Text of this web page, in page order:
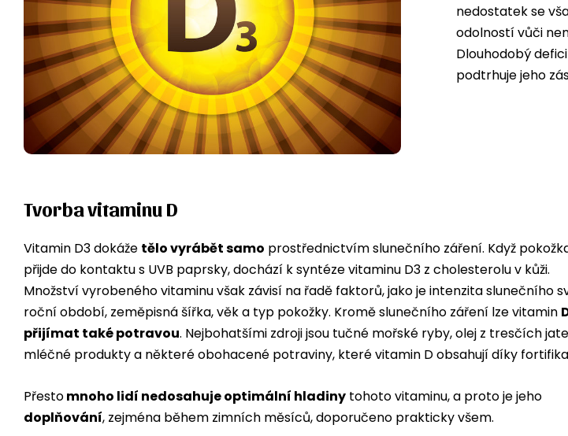
nedostatek se
odolností vůči
Dlouhodobý
podtrhuje jeho
Tvorba vitaminu D
Vitamin D3 dokáže tělo vyrábět samo prostřednictvím slunečního záření. Když
přijde do kontaktu s UVB paprsky, dochází k syntéze vitaminu D3 z cholesterolu v kůži.
Množství vyrobeného vitaminu však závisí na řadě faktorů, jako je intenzita slunečního
roční období, zeměpisná šířka, věk a typ pokožky. Kromě slunečního záření lze vitamin
přijímat také potravou. Nejbohatšími zdroji jsou tučné mořské ryby, olej z tresčích
mléčné produkty a některé obohacené potraviny, které vitamin D obsahují díky
Přestomnoho lidí nedosahuje optimální hladiny tohoto vitaminu, a proto je jeho
doplňování, zejména během zimních měsíců, doporučeno prakticky všem.